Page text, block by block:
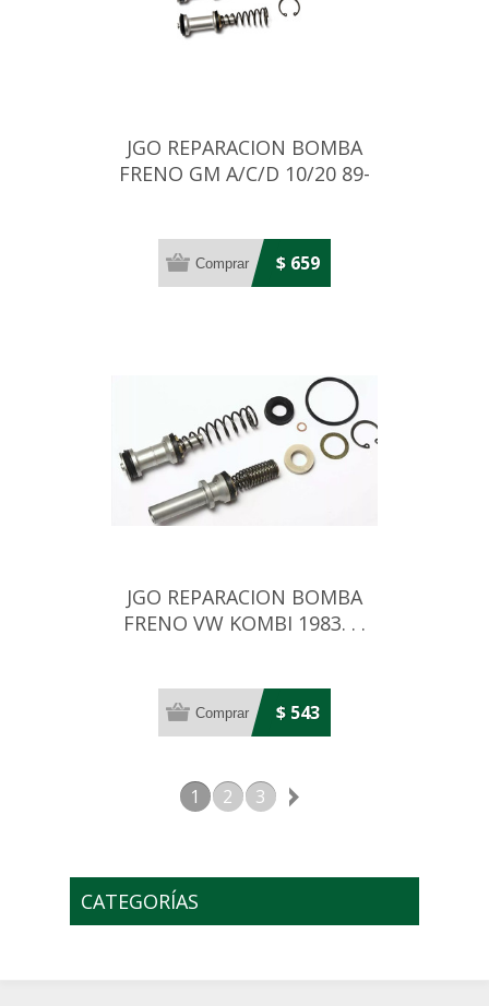
JGO REPARACION BOMBA
FRENO GM A/C/D 10/20 89-
$ 659
JGO REPARACION BOMBA
FRENO VW KOMBI 1983. . .
$ 543
1 2 3
CATEGORÍAS